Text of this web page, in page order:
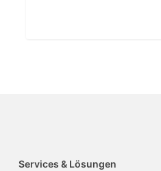
Services & Lösungen